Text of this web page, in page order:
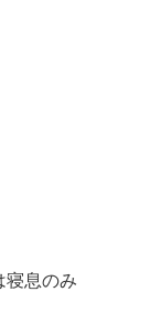
寝息のみ